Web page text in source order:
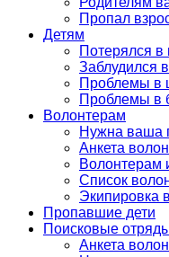
Пропал
Детям
Потерялся в
Заблудился
Проблемы в
Проблемы в
Волонтерам
Нужна ваша
Анкета
Волонтерам
Список
Экипировка
Пропавшие дети
Поисковые
Анкета